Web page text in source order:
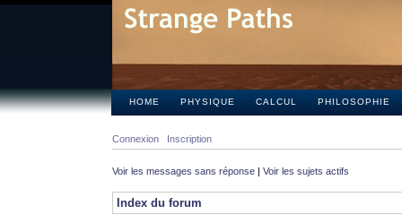
HOME PHYSIQUE CALCUL PHILOSOPHIE
Connexion Inscription
Voir les messages sans réponse | Voir les sujets actifs
Index du forum